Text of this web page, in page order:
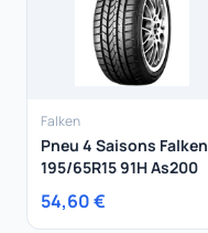
Falken
Pneu 4 Saisons Falken
195/65R15 91H As200
54,60 €